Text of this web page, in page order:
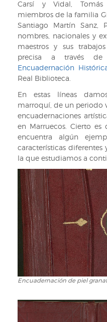
Carsí y Vidal, Tomás
miembros de la familia
Santiago Martín Sanz,
nombres, nacionales y
maestros y sus
precisa a través
Encuadernación
Real Biblioteca.
En estas líneas
marroquí, de un periodo
encuadernaciones
en Marruecos. Cierto
encuentra algún
características
la que estudiamos a
Encuadernación
piel
Encuadernación de piel